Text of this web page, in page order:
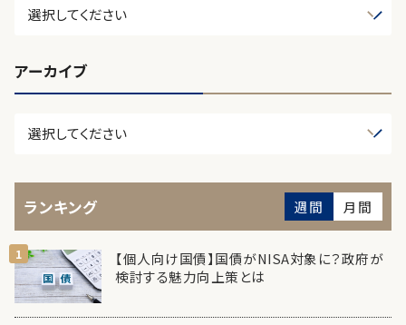
アーカイブ
ランキング 週間 月間
【個人向け国債】国債がNISA対象に？政府が
検討する魅力向上策とは